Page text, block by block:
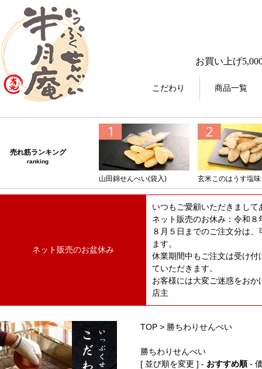
お買い上げ
こだわり 商品一覧
売れ筋ランキング
ranking
山田錦せんべい(袋入) 玄米このはうす塩味
ネット販売のお盆休み
いつもご愛顧いただきまし
ネット販売のお休み：令和
８月５日までのご注文分は
ます。
休業期間中もご注文は受け
ていただきます。
お客様には大変ご迷惑をお
店主
TOP > 勝ちわりせんべい
勝ちわりせんべい
[ 並び順を変更 ] - おすすめ順-